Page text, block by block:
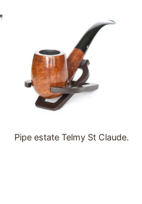
Pipe estate Telmy St Claude.